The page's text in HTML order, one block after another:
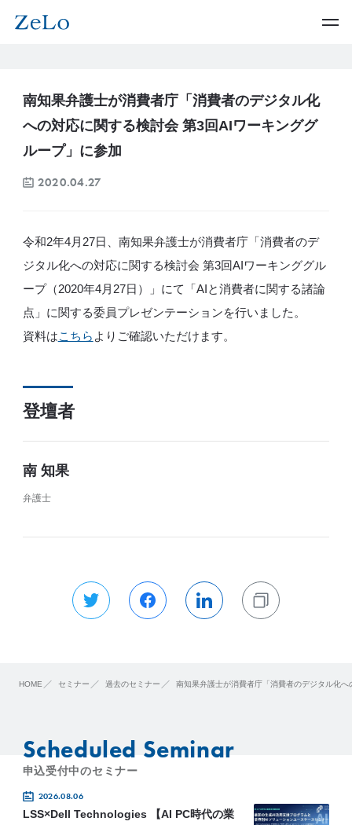
南知果弁護士が消費者庁「消費者のデジタル化
への対応に関する検討会 第3回AIワーキンググ
ループ」に参加
2020.04.27
令和2年4月27日、南知果弁護士が消費者庁「消費者のデ
ジタル化への対応に関する検討会 第3回AIワーキンググル
ープ（2020年4月27日）」にて「AIと消費者に関する諸論
点」に関する委員プレゼンテーションを行いました。
資料はこちら よりご確認いただけます。
登壇者
南 知果
弁護士
HOME セミナー 過去のセミナー 南知果弁護士が消費者庁「消費者のデジタル化
Scheduled Seminar
申込受付中のセミナー
2026.08.06
LSS×Dell Technologies 【AI PC時代の業